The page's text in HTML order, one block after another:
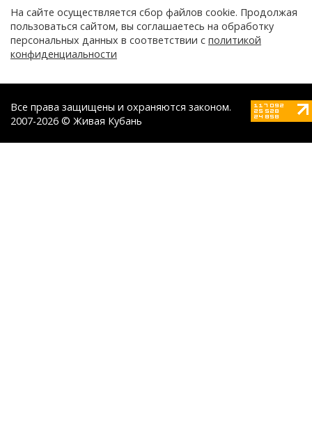
На сайте осуществляется сбор файлов cookie. Продолжая
пользоваться сайтом, вы соглашаетесь на обработку
персональных данных в соответствии с политикой
конфиденциальности
Все права защищены и охраняются законом.
2007-2026 © Живая Кубань